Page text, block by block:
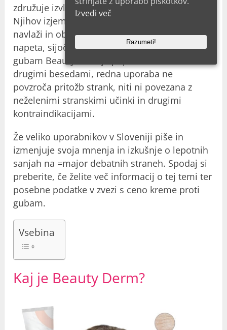
združuje izvlečke iz različnih eteričnih olj.
Njihov izjemno blagodejen učinek globinsko
navlaži in obnovi kožo. Posledično postane
napeta, sijoča in elastična. Sestava kreme proti
gubam BeautyDerm je popolnoma naravna. Z
drugimi besedami, redna uporaba ne
povzroča pritožb strank, niti ni povezana z
neželenimi stranskimi učinki in drugimi
kontraindikacijami.
Že veliko uporabnikov v Sloveniji piše in
izmenjuje svoja mnenja in izkušnje o lepotnih
sanjah na =major debatnih straneh. Spodaj si
preberite, če želite več informacij o tej temi ter
posebne podatke v zvezi s ceno kreme proti
gubam.
Vsebina
Kaj je Beauty Derm?
Izvedi več
Razumeti!